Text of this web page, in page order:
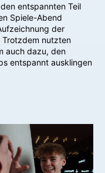
entspannten Teil
Spiele-Abend
der
Trotzdem nutzten
auch dazu, den
entspannt ausklingen